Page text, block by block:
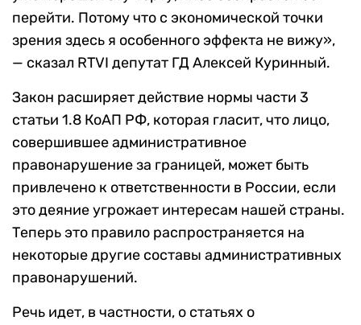
перейти. Потому что с экономической точки
зрения здесь я особенного эффекта не вижу»,
— сказал RTVI депутат ГД Алексей Куринный.
Закон расширяет действие нормы части 3
статьи 1.8 КоАП РФ, которая гласит, что лицо,
совершившее административное
правонарушение за границей, может быть
привлечено к ответственности в России, если
это деяние угрожает интересам нашей страны.
Теперь это правило распространяется на
некоторые другие составы административных
правонарушений.
Речь идет, в частности, о статьях о